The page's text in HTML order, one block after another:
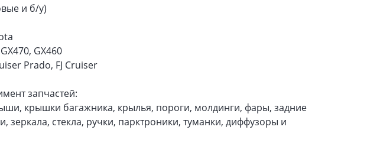
и б/у)
GX460
Prado, FJ Cruiser
запчастей:
крышки багажника, крылья, пороги, молдинги, фары, задние
зеркала, стекла, ручки, парктроники, туманки, диффузоры и